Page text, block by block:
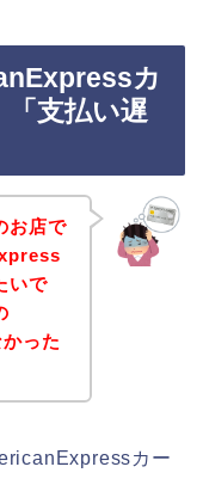
カ
支払い遅
お店で
いで
った
カー